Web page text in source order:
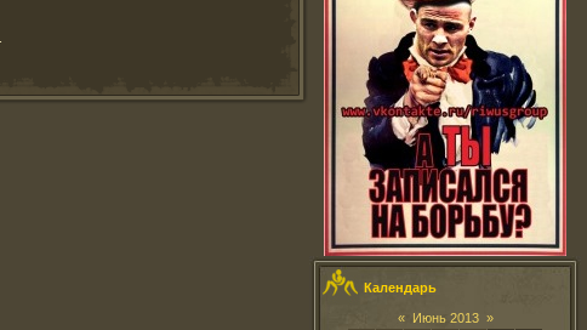
Календарь
« Июнь 2013 »